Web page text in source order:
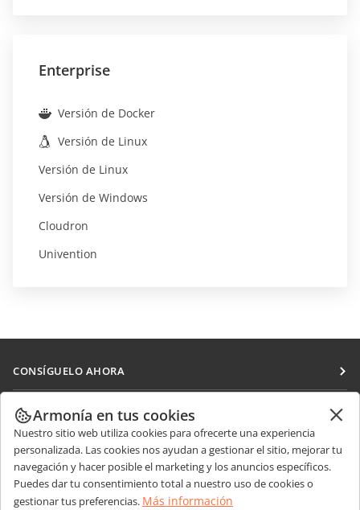
Enterprise
Versión de Docker
Versión de Linux
Versión de Linux
Versión de Windows
Cloudron
Univention
CONSÍGUELO AHORA
Docs
DocSpace
Workspace
Conectores
Aplicaciones de escritorio
COLABORAR
Para colaboradores
Para traductores
Para influencers
RECIBIR NOTICIAS
Blog
OBTENER AYUDA
Armonía en tus cookies
Nuestro sitio web utiliza cookies para ofrecerte una experiencia
personalizada. Las cookies nos ayudan a gestionar el sitio, mejorar tu
navegación y hacer posible el marketing y los anuncios específicos.
Puedes dar tu consentimiento total a nuestro uso de cookies o
gestionar tus preferencias. Más información